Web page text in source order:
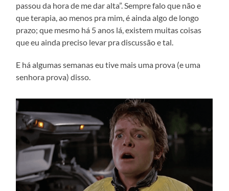
passou da hora de me dar alta”. Sempre falo que não e
que terapia, ao menos pra mim, é ainda algo de longo
prazo; que mesmo há 5 anos lá, existem muitas coisas
que eu ainda preciso levar pra discussão e tal.
E há algumas semanas eu tive mais uma prova (e uma
senhora prova) disso.